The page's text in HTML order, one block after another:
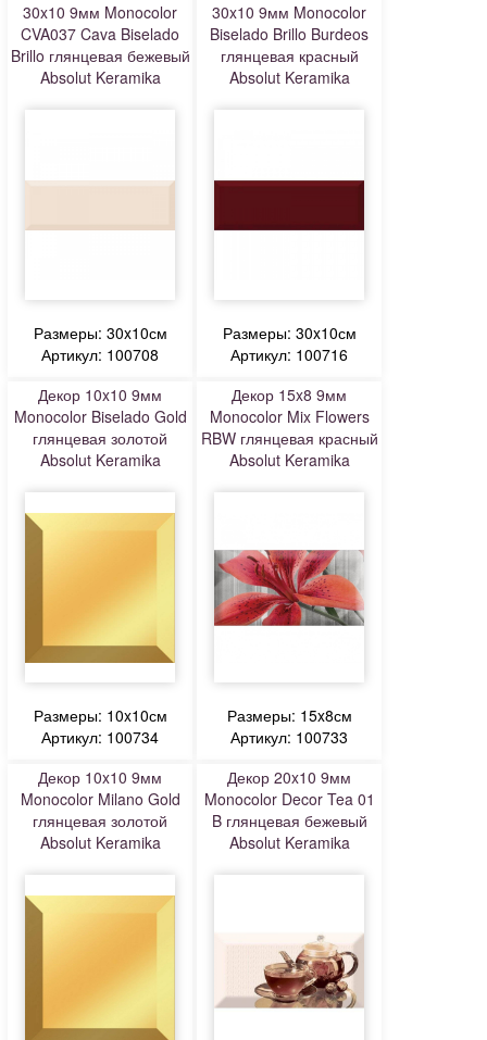
30x10 9мм Monocolor
CVA037 Cava Biselado
Brillo глянцевая бежевый
Absolut Keramika
Размеры: 30x10см
Артикул: 100708
30x10 9мм Monocolor
Biselado Brillo Burdeos
глянцевая красный
Absolut Keramika
Размеры: 30x10см
Артикул: 100716
Декор 10x10 9мм
Monocolor Biselado Gold
глянцевая золотой
Absolut Keramika
Размеры: 10x10см
Артикул: 100734
Декор 15x8 9мм
Monocolor Mix Flowers
RBW глянцевая красный
Absolut Keramika
Размеры: 15x8см
Артикул: 100733
Декор 10x10 9мм
Monocolor Milano Gold
глянцевая золотой
Absolut Keramika
Декор 20x10 9мм
Monocolor Decor Tea 01
B глянцевая бежевый
Absolut Keramika